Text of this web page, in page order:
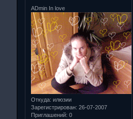
ADmin In love
Откуда: илюзии
Зарегистрирован: 26-07-2007
Приглашений: 0